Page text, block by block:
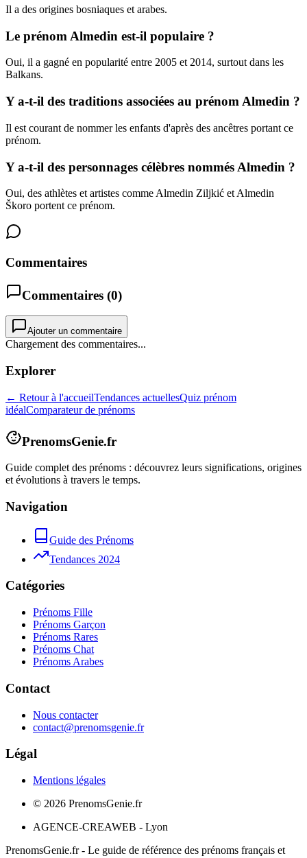
Il a des origines bosniaques et arabes.
Le prénom Almedin est-il populaire ?
Oui, il a gagné en popularité entre 2005 et 2014, surtout dans les
Balkans.
Y a-t-il des traditions associées au prénom Almedin ?
Il est courant de nommer les enfants d'après des ancêtres portant ce
prénom.
Y a-t-il des personnages célèbres nommés Almedin ?
Oui, des athlètes et artistes comme Almedin Ziljkić et Almedin
Škoro portent ce prénom.
Commentaires
Commentaires (0)
Ajouter un commentaire
Chargement des commentaires...
Explorer
← Retour à l'accueilTendances actuellesQuiz prénom
idéalComparateur de prénoms
PrenomsGenie.fr
Guide complet des prénoms : découvrez leurs significations, origines
et évolutions à travers le temps.
Navigation
Guide des Prénoms
Tendances 2024
Catégories
Prénoms Fille
Prénoms Garçon
Prénoms Rares
Prénoms Chat
Prénoms Arabes
Contact
Nous contacter
contact@prenomsgenie.fr
Légal
Mentions légales
© 2026 PrenomsGenie.fr
AGENCE-CREAWEB - Lyon
PrenomsGenie.fr - Le guide de référence des prénoms français et